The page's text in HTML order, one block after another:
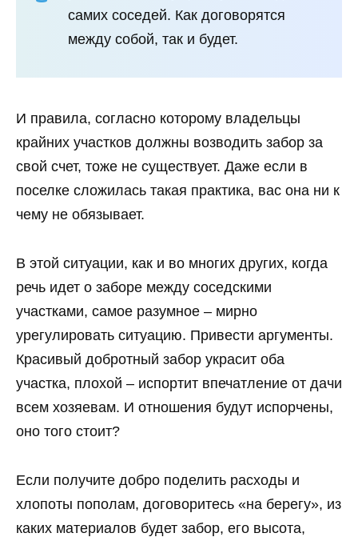
самих соседей. Как договорятся
между собой, так и будет.
И правила, согласно которому владельцы
крайних участков должны возводить забор за
свой счет, тоже не существует. Даже если в
поселке сложилась такая практика, вас она ни к
чему не обязывает.
В этой ситуации, как и во многих других, когда
речь идет о заборе между соседскими
участками, самое разумное – мирно
урегулировать ситуацию. Привести аргументы.
Красивый добротный забор украсит оба
участка, плохой – испортит впечатление от дачи
всем хозяевам. И отношения будут испорчены,
оно того стоит?
Если получите добро поделить расходы и
хлопоты пополам, договоритесь «на берегу», из
каких материалов будет забор, его высота,